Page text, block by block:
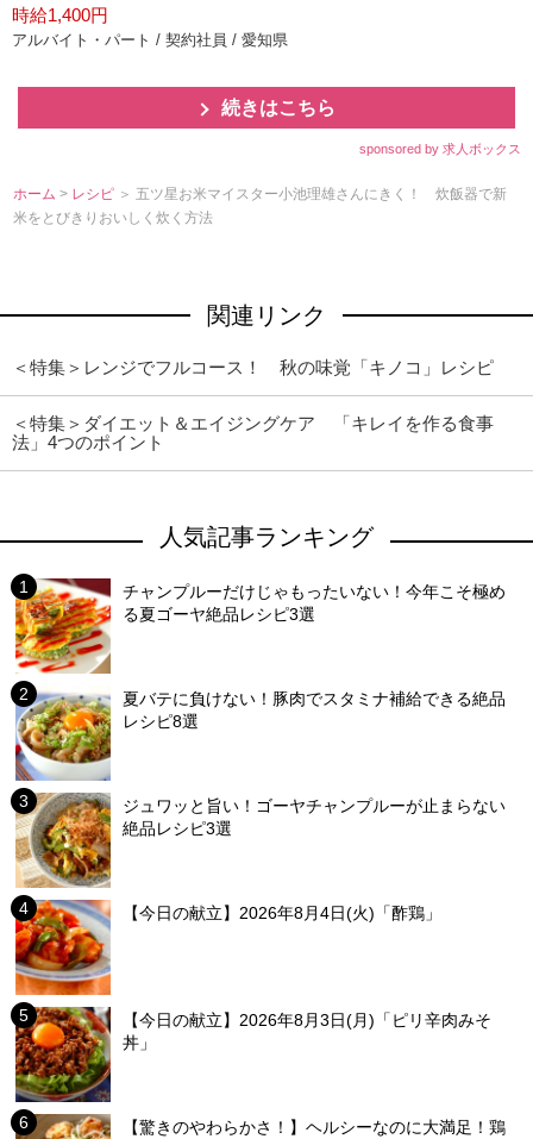
時給1,400円
アルバイト・パート / 契約社員 / 愛知県
続きはこちら
sponsored by 求人ボックス
ホーム > レシピ ＞ 五ツ星お米マイスター小池理雄さんにきく！ 炊飯器で新
米をとびきりおいしく炊く方法
関連リンク
＜特集＞レンジでフルコース！ 秋の味覚「キノコ」レシピ
＜特集＞ダイエット＆エイジングケア 「キレイを作る食事
法」4つのポイント
人気記事ランキング
チャンプルーだけじゃもったいない！今年こそ極め
る夏ゴーヤ絶品レシピ3選
夏バテに負けない！豚肉でスタミナ補給できる絶品
レシピ8選
ジュワッと旨い！ゴーヤチャンプルーが止まらない
絶品レシピ3選
【今日の献立】2026年8月4日(火)「酢鶏」
【今日の献立】2026年8月3日(月)「ピリ辛肉みそ
丼」
【驚きのやわらかさ！】ヘルシーなのに大満足！鶏